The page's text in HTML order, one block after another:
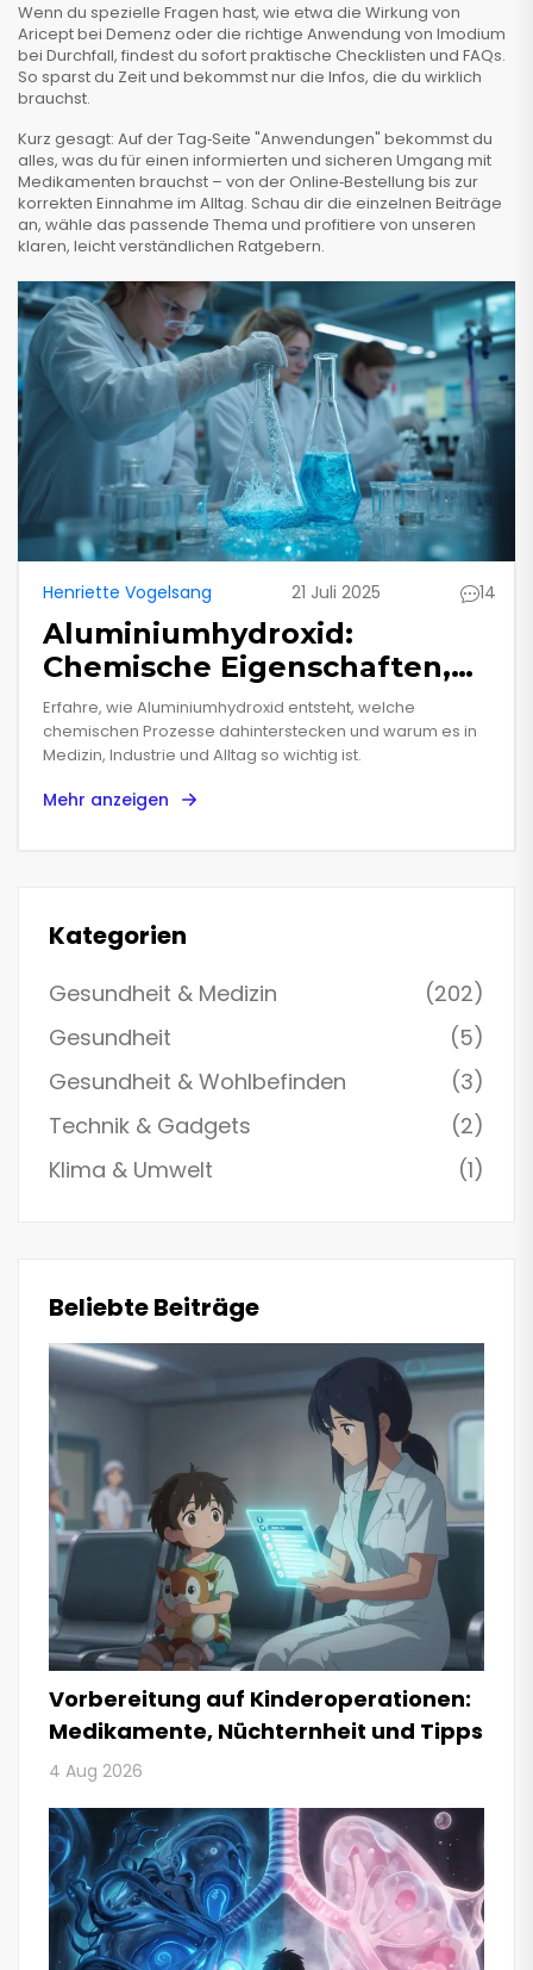
Wenn du spezielle Fragen hast, wie etwa die Wirkung von
Aricept bei Demenz oder die richtige Anwendung von Imodium
bei Durchfall, findest du sofort praktische Checklisten und FAQs.
So sparst du Zeit und bekommst nur die Infos, die du wirklich
brauchst.
Kurz gesagt: Auf der Tag‑Seite "Anwendungen" bekommst du
alles, was du für einen informierten und sicheren Umgang mit
Medikamenten brauchst – von der Online‑Bestellung bis zur
korrekten Einnahme im Alltag. Schau dir die einzelnen Beiträge
an, wähle das passende Thema und profitiere von unseren
klaren, leicht verständlichen Ratgebern.
Henriette Vogelsang 21 Juli 2025 14
Aluminiumhydroxid:
Chemische Eigenschaften,
Herstellung und
Anwendungen erklärt
Erfahre, wie Aluminiumhydroxid entsteht, welche
chemischen Prozesse dahinterstecken und warum es in
Medizin, Industrie und Alltag so wichtig ist.
Mehr anzeigen
Kategorien
Gesundheit & Medizin
(202)
Gesundheit
(5)
Gesundheit & Wohlbefinden
(3)
Technik & Gadgets
(2)
Klima & Umwelt
(1)
Beliebte Beiträge
Vorbereitung auf Kinderoperationen:
Medikamente, Nüchternheit und Tipps
4 Aug 2026